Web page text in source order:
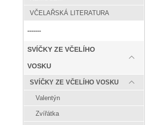
VČELAŘSKÁ LITERATURA
-------
SVÍČKY ZE VČELÍHO
VOSKU
SVÍČKY ZE VČELÍHO VOSKU
Valentýn
Zvířátka